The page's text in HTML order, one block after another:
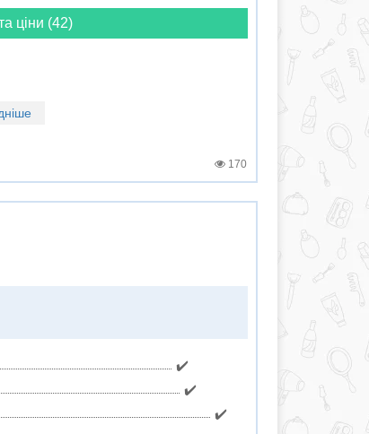
ціни (42)
170
✔️
✔️
✔️